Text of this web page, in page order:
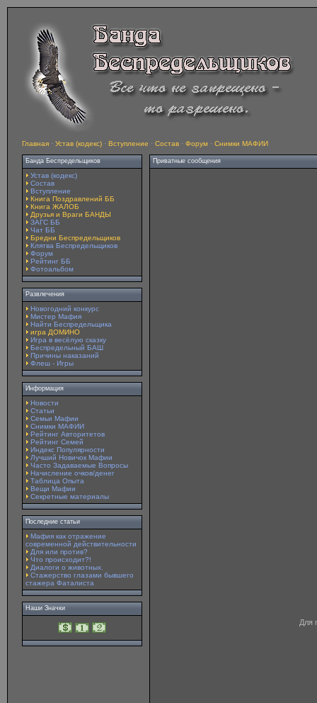
Главная · Устав (кодекс) · Вступление · Состав · Форум · Снимки МАФИИ
Банда Беспредельщиков
Устав (кодекс)
Состав
Вступление
Книга Поздравлений ББ
Книга ЖАЛОБ
Друзья и Враги БАНДЫ
ЗАГС ББ
Чат ББ
Бредни Беспредельщиков
Клятва Беспредельщиков
Форум
Рейтинг ББ
Фотоальбом
Развлечения
Новогодний конкурс
Мистер Мафия
Найти Беспредельщика
игра ДОМИНО
Игра в весёлую сказку
Беспредельный БАШ
Причины наказаний
Флеш - Игры
Информация
Новости
Статьи
Семьи Мафии
Снимки МАФИИ
Рейтинг Авторитетов
Рейтинг Семей
Индекс Популярности
Лучший Новичок Мафии
Часто Задаваемые Вопросы
Начисление очков/денег
Таблица Опыта
Вещи Мафии
Секретные материалы
Последние статьи
Мафия как отражение
современной действительности
Для или против?
Что происходит?!
Диалоги о животных.
Стажерство глазами бывшего
стажера Фаталиста
Наши Значки
Приватные сообщения
Для